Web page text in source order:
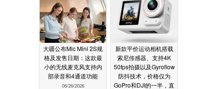
大疆公布Mic Mini 2S规
格及发售日期：这款最
小的无线麦克风支持内
部录音和4通道功能
06/26/2026
新款平价运动相机搭载
索尼传感器、支持4K
50fps拍摄以及Gyroflow
防抖技术，价格仅为
GoPro和DJI的一半，直